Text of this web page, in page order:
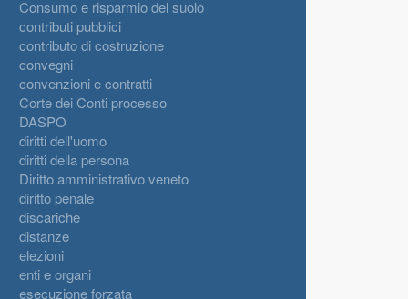
Consumo e risparmio del suolo
contributi pubblici
contributo di costruzione
convegni
convenzioni e contratti
Corte dei Conti processo
DASPO
diritti dell'uomo
diritti della persona
Diritto amministrativo veneto
diritto penale
discariche
distanze
elezioni
enti e organi
esecuzione forzata